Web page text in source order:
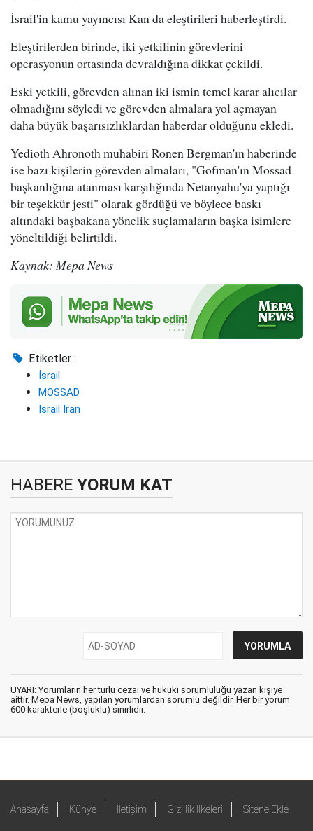
İsrail'in kamu yayıncısı Kan da eleştirileri haberleştirdi.
Eleştirilerden birinde, iki yetkilinin görevlerini
operasyonun ortasında devraldığına dikkat çekildi.
Eski yetkili, görevden alınan iki ismin temel karar alıcılar
olmadığını söyledi ve görevden almalara yol açmayan
daha büyük başarısızlıklardan haberdar olduğunu ekledi.
Yedioth Ahronoth muhabiri Ronen Bergman'ın haberinde
ise bazı kişilerin görevden almaları, "Gofman'ın Mossad
başkanlığına atanması karşılığında Netanyahu'ya yaptığı
bir teşekkür jesti" olarak gördüğü ve böylece baskı
altındaki başbakana yönelik suçlamaların başka isimlere
yöneltildiği belirtildi.
Kaynak: Mepa News
Etiketler :
İsrail
MOSSAD
İsrail İran
HABERE YORUM KAT
UYARI: Yorumların her türlü cezai ve hukuki sorumluluğu yazan kişiye
aittir. Mepa News, yapılan yorumlardan sorumlu değildir. Her bir yorum
600 karakterle (boşluklu) sınırlıdır.
Anasayfa Künye İletişim Gizlilik İlkeleri Sitene Ekle